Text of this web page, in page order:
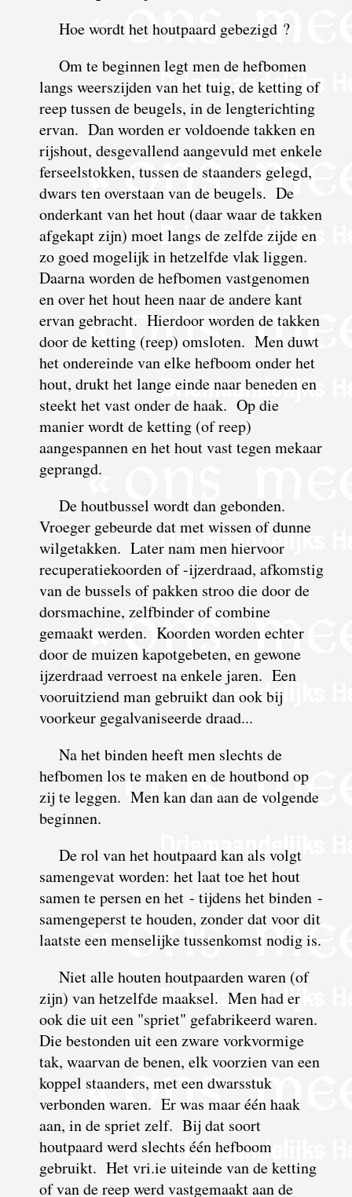
Hoe wordt het houtpaard gebezigd ?
Om te beginnen legt men de hefbomen
langs weerszijden van het tuig, de ketting of
reep tussen de beugels, in de lengterichting
ervan. Dan worden er voldoende takken en
rijshout, desgevallend aangevuld met enkele
ferseelstokken, tussen de staanders gelegd,
dwars ten overstaan van de beugels. De
onderkant van het hout (daar waar de takken
afgekapt zijn) moet langs de zelfde zijde en
zo goed mogelijk in hetzelfde vlak liggen.
Daarna worden de hefbomen vastgenomen
en over het hout heen naar de andere kant
ervan gebracht. Hierdoor worden de takken
door de ketting (reep) omsloten. Men duwt
het ondereinde van elke hefboom onder het
hout, drukt het lange einde naar beneden en
steekt het vast onder de haak. Op die
manier wordt de ketting (of reep)
aangespannen en het hout vast tegen mekaar
geprangd.
De houtbussel wordt dan gebonden.
Vroeger gebeurde dat met wissen of dunne
wilgetakken. Later nam men hiervoor
recuperatiekoordenof -ijzerdraad, afkomstig
van de bussels of pakken stroo die door de
dorsmachine, zelfbinder of combine
gemaakt werden. Koorden worden echter
door de muizen kapotgebeten, en gewone
ijzerdraad verroest na enkele jaren. Een
vooruitziend man gebruikt dan ook bij
voorkeur gegalvaniseerde draad...
Na het binden heeft men slechts de
hefbomen los te maken en de houtbond op
zij te leggen. Men kan dan aan de volgende
beginnen.
De rol van het houtpaard kan als volgt
samengevat worden: het laat toe het hout
samen te persen en het - tijdens het binden -
samengeperst te houden, zonder dat voor dit
laatste een menselijke tussenkomst nodig is.
Niet alle houten houtpaarden waren (of
zijn) van hetzelfde maaksel. Men had er
ook die uit een "spriet" gefabrikeerd waren.
Die bestonden uit een zware vorkvormige
tak, waarvan de benen, elk voorzien van een
koppel staanders, met een dwarsstuk
verbonden waren. Er was maar één haak
aan, in de spriet zelf. Bij dat soort
houtpaard werd slechts één hefboom
gebruikt. Het vri.ie uiteinde van de ketting
of van de reep werd vastgemaakt aan de